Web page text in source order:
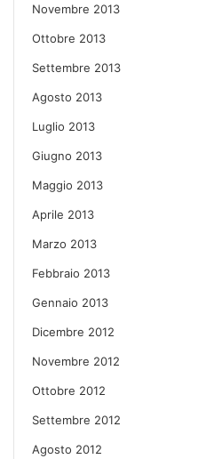
Novembre 2013
Ottobre 2013
Settembre 2013
Agosto 2013
Luglio 2013
Giugno 2013
Maggio 2013
Aprile 2013
Marzo 2013
Febbraio 2013
Gennaio 2013
Dicembre 2012
Novembre 2012
Ottobre 2012
Settembre 2012
Agosto 2012